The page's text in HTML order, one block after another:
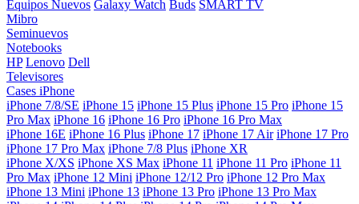
Equipos Nuevos Galaxy Watch Buds SMART TV
Mibro
Seminuevos
Notebooks
HP Lenovo Dell
Televisores
Cases iPhone
iPhone 7/8/SE iPhone 15 iPhone 15 Plus iPhone 15 Pro iPhone 15
Pro Max iPhone 16 iPhone 16 Pro iPhone 16 Pro Max
iPhone 16E iPhone 16 Plus iPhone 17 iPhone 17 Air iPhone 17 Pro
iPhone 17 Pro Max iPhone 7/8 Plus iPhone XR
iPhone X/XS iPhone XS Max iPhone 11 iPhone 11 Pro iPhone 11
Pro Max iPhone 12 Mini iPhone 12/12 Pro iPhone 12 Pro Max
iPhone 13 Mini iPhone 13 iPhone 13 Pro iPhone 13 Pro Max